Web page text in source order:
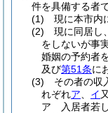
件を具備する者
(1)
現に本市内
(2)
現に同居し
をしないが事
婚姻の予約者
及び第51条に
(3)
その者の収
れぞれア イ
ア
入居者若